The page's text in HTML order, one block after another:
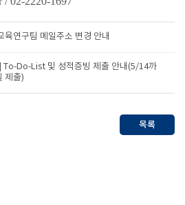
육연구팀 메일주소 변경 안내
To-Do-List 및 성적증빙 제출 안내(5/14까
제출)
목록